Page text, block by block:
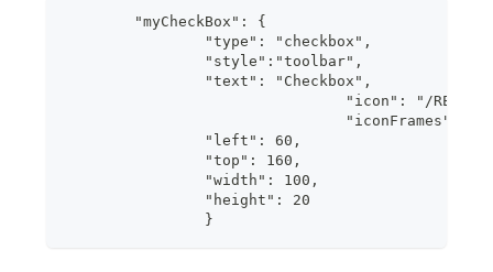
	"myCheckBox": {
                "type": "checkbox",
                "text": "Checkbox",
"icon": "/
				"iconFrames": 4
                }